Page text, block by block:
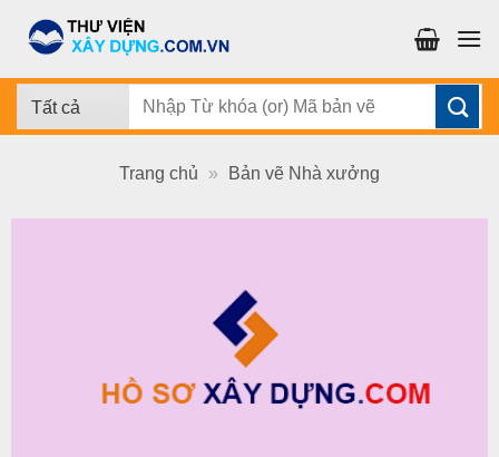
đến
dung
Tìm
Trang chủ » Bản vẽ Nhà xưởng